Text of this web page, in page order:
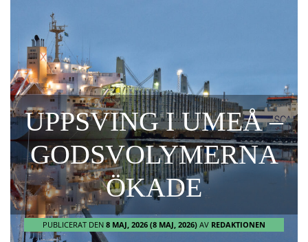
UPPSVING I UMEÅ –
GODSVOLYMERNA
ÖKADE
PUBLICERAT DEN 8 MAJ, 2026 (8 MAJ, 2026) AV REDAKTIONEN